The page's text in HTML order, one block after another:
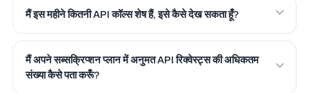
मैं इस महीने कितनी API कॉल्स शेष हैं, इसे कैसे देख सकता हूँ?
मैं अपने सब्सक्रिप्शन प्लान में अनुमत API रिक्वेस्ट्स की अधिकतम
संख्या कैसे पता करूँ?